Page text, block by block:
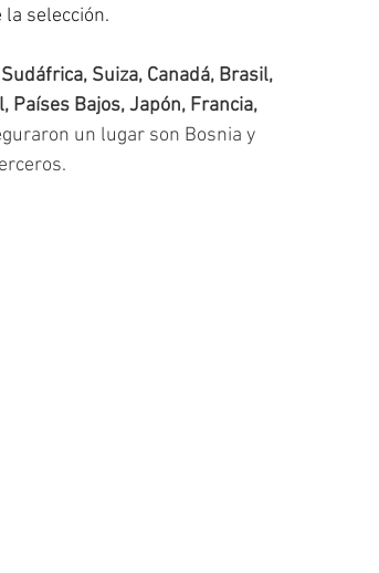
selección.
Sudáfrica, Suiza, Canadá, Brasil,
Países Bajos, Japón, Francia,
un lugar son Bosnia y